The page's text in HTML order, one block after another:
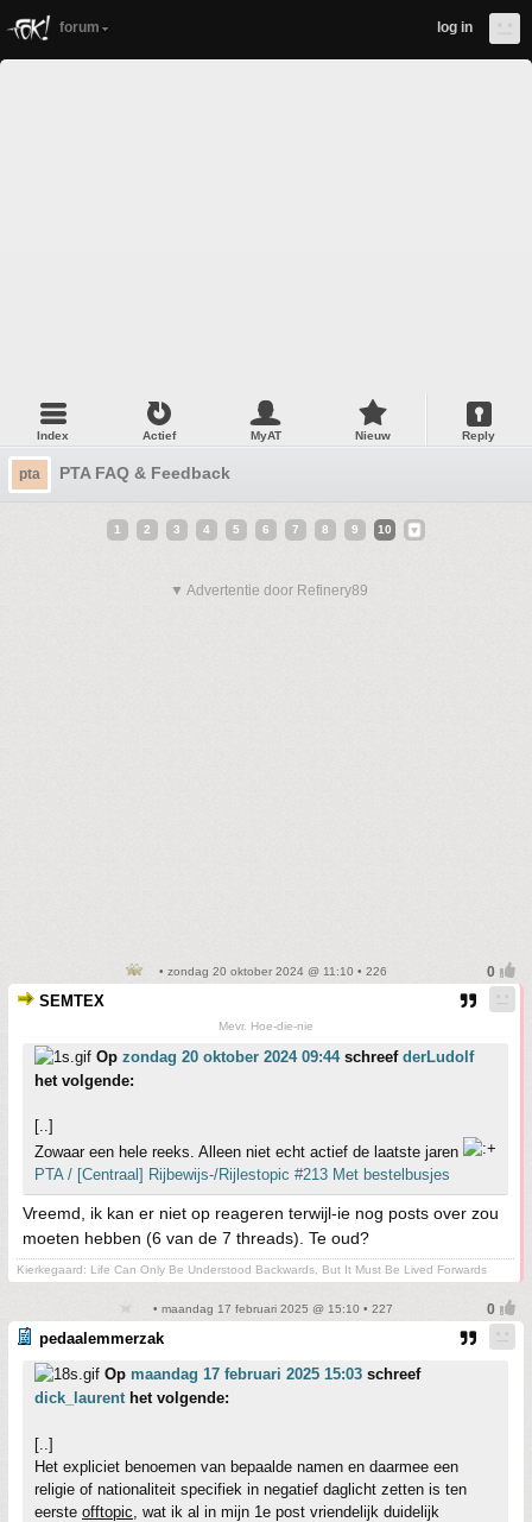
forum log in
Index Actief MyAT Nieuw Reply
pta PTA FAQ & Feedback
1 2 3 4 5 6 7 8 9 10
▼ Advertentie door Refinery89
• zondag 20 oktober 2024 @ 11:10 • 226
SEMTEX
Mevr. Hoe-die-nie
Op zondag 20 oktober 2024 09:44schreef derLudolf
het volgende:
[..]
Zowaar een hele reeks. Alleen niet echt actief de laatste jaren
PTA / [Centraal] Rijbewijs-/Rijlestopic #213 Met bestelbusjes
Vreemd, ik kan er niet op reageren terwijl-ie nog posts over zou
moeten hebben (6 van de 7 threads). Te oud?
Kierkegaard: Life Can Only Be Understood Backwards, But It Must Be Lived Forwards
• maandag 17 februari 2025 @ 15:10 • 227
pedaalemmerzak
Op maandag 17 februari 2025 15:03 schreef
dick_laurenthet volgende:
[..]
Het expliciet benoemen van bepaalde namen en daarmee een
religie of nationaliteit specifiek in negatief daglicht zetten is ten
eerste offtopic, wat ik al in mijn 1e post vriendelijk duidelijk